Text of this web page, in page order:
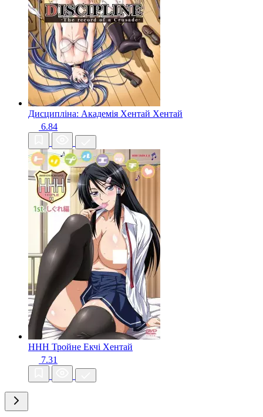
Дисципліна: Академія Хентай Хентай
6.84
HHH Тройне Екчі Хентай
7.31